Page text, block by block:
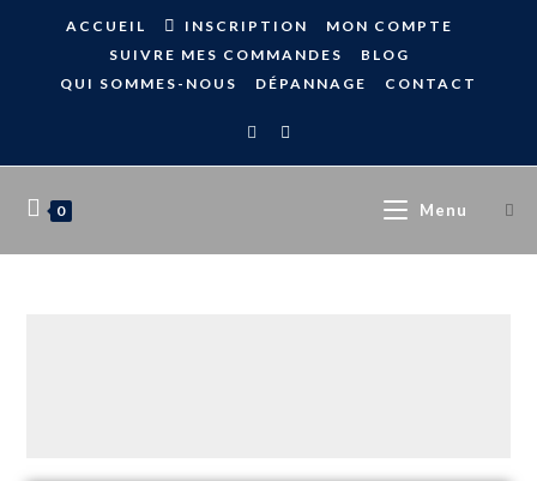
ACCUEIL INSCRIPTION
MON COMPTE
SUIVRE MES COMMANDES
BLOG
QUI SOMMES-NOUS
DÉPANNAGE CONTACT
0 Menu